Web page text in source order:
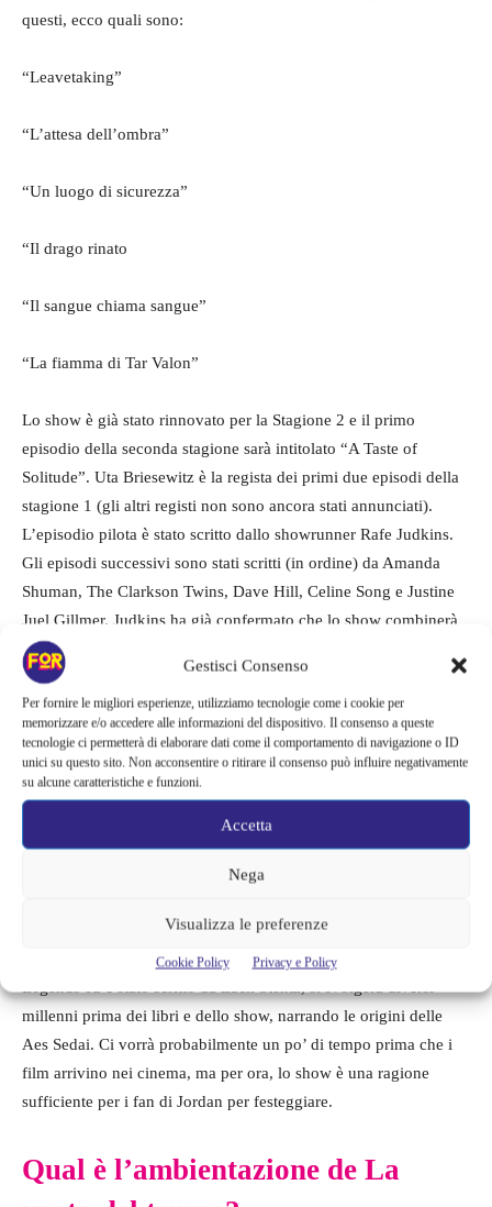
Gestisci Consenso
Per fornire le migliori esperienze, utilizziamo tecnologie come i cookie per
memorizzare e/o accedere alle informazioni del dispositivo. Il consenso a queste
tecnologie ci permetterà di elaborare dati come il comportamento di navigazione o ID
unici su questo sito. Non acconsentire o ritirare il consenso può influire negativamente
su alcune caratteristiche e funzioni.
Accetta
Nega
Visualizza le preferenze
Cookie Policy Privacy e Policy
questi, ecco quali sono:
“Leavetaking”
“L’attesa dell’ombra”
“Un luogo di sicurezza”
“Il drago rinato
“Il sangue chiama sangue”
“La fiamma di Tar Valon”
Lo show è già stato rinnovato per la Stagione 2 e il primo
episodio della seconda stagione sarà intitolato “A Taste of
Solitude”. Uta Briesewitz è la regista dei primi due episodi della
stagione 1 (gli altri registi non sono ancora stati annunciati).
L’episodio pilota è stato scritto dallo showrunner Rafe Judkins.
Gli episodi successivi sono stati scritti (in ordine) da Amanda
Shuman, The Clarkson Twins, Dave Hill, Celine Song e Justine
Juel Gillmer. Judkins ha già confermato che lo show combinerà
eventi da più libri. E questo è un bene, considerando che la serie
di romanzi si estende su quindici libri, un prequel e due libri di
accompagnamento.
C’è un film sulla Ruota del
Tempo?
I romanzi de La Ruota del Tempo di Jordan sembrano avere
sembra ci sia anche una trilogia di film prequel che si dice sia in
lavorazione. Il primo film della trilogia si chiamerà Age of
Legends ed è stato scritto da Zack Stentz, si svolgerà diversi
millenni prima dei libri e dello show, narrando le origini delle
Aes Sedai. Ci vorrà probabilmente un po’ di tempo prima che i
film arrivino nei cinema, ma per ora, lo show è una ragione
sufficiente per i fan di Jordan per festeggiare.
Qual è l’ambientazione de La